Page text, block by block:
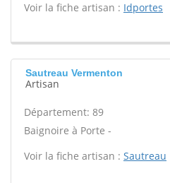
Voir la fiche artisan : Idportes
Sautreau Vermenton
Artisan
Département: 89
Baignoire à Porte -
Voir la fiche artisan : Sautreau